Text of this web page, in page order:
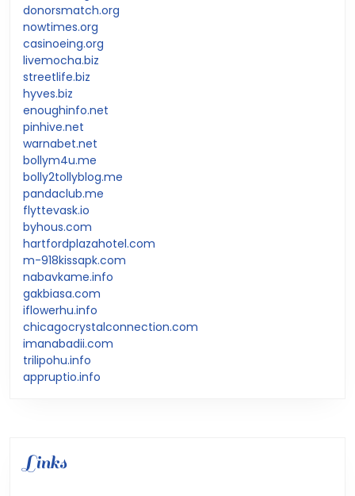
donorsmatch.org
nowtimes.org
casinoeing.org
livemocha.biz
streetlife.biz
hyves.biz
enoughinfo.net
pinhive.net
warnabet.net
bollym4u.me
bolly2tollyblog.me
pandaclub.me
flyttevask.io
byhous.com
hartfordplazahotel.com
m-918kissapk.com
nabavkame.info
gakbiasa.com
iflowerhu.info
chicagocrystalconnection.com
imanabadii.com
trilipohu.info
appruptio.info
Links